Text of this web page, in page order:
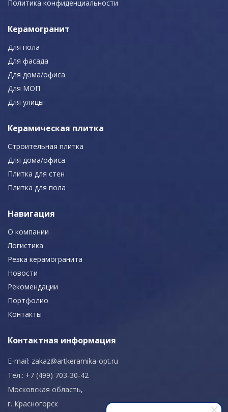
Политика конфиденциальности
Керамогранит
Для пола
Для фасада
Для дома/офиса
Для МОП
Для улицы
Керамическая плитка
Строительная плитка
Для дома/офиса
Плитка для стен
Плитка для пола
Навигация
О компании
Логистика
Резка керамогранита
Новости
Рекомендации
Портфолио
Контакты
Контактная информация
E-mail: zakaz@artkeramika-opt.ru
Тел.: +7 (499) 703-30-42
Московская область,
г. Красногорск